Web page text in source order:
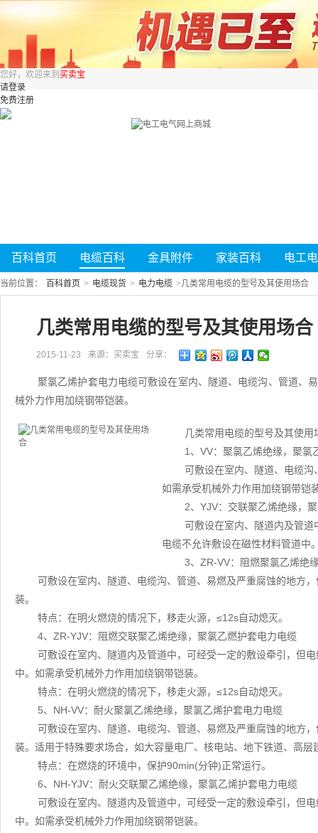
您好，欢迎来到 买卖宝
请登录
免费注册
百科首页 电缆百科 金具附件 家装百科 电工
当前位置： 百科首页 > 电缆现货 > 电力电缆 >几类常用电缆的型号及其使用场合
几类常用电缆的型号及其使用场合
2015-11-23 来源：买卖宝 分享：
聚氯乙烯护套电力电缆可敷设在室内、隧道、电缆沟、管道、
械外力作用加绕钢带铠装。
几类常用电缆的型号及其使用
1、VV：聚氯乙烯绝缘，聚氯
可敷设在室内、隧道、电缆
如需承受机械外力作用加绕钢带铠
2、YJV：交联聚乙烯绝缘，
可敷设在室内、隧道内及管
电缆不允许敷设在磁性材料管道中
3、ZR-VV：阻燃聚氯乙烯绝
可敷设在室内、隧道、电缆沟、管道、易燃及严重腐蚀的地方
装。
特点：在明火燃烧的情况下，移走火源，≤12s自动熄灭。
4、ZR-YJV：阻燃交联聚乙烯绝缘，聚氯乙燃护套电力电缆
可敷设在室内、隧道内及管道中，可经受一定的敷设牵引，但
中。如需承受机械外力作用加绕钢带铠装。
特点：在明火燃烧的情况下，移走火源，≤12s自动熄灭。
5、NH-VV：耐火聚氯乙烯绝缘，聚氯乙烯护套电力电缆
可敷设在室内、隧道、电缆沟、管道、易燃及严重腐蚀的地方
装。适用于特殊要求场合，如大容量电厂、核电站、地下铁道、高层
特点：在燃烧的环境中，保护90min(分钟)正常运行。
6、NH-YJV：耐火交联聚乙烯绝缘，聚氯乙烯护套电力电缆
可敷设在室内、隧道内及管道中，可经受一定的敷设牵引，但
中。如需承受机械外力作用加绕钢带铠装。